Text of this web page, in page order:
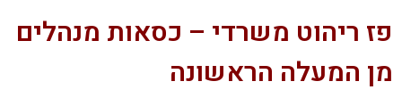
פז ריהוט משרדי – כסאות מנהלים
מן המעלה הראשונה